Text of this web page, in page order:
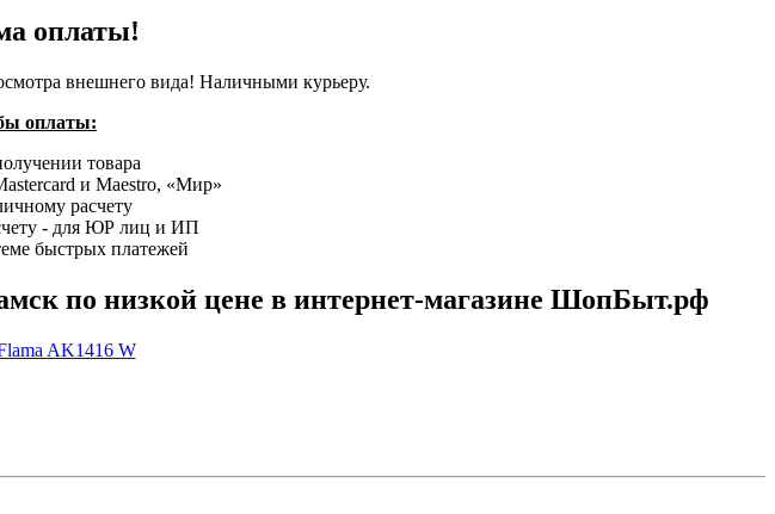
оплаты!
внешнего вида! Наличными курьеру.
оплаты:
товара
и Maestro, «Мир»
расчету
- для ЮР лиц и ИП
быстрых платежей
по низкой цене в интернет-магазине ШопБыт.рф